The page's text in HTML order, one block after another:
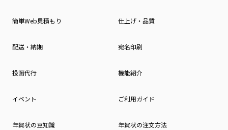
簡単Web見積もり 仕上げ・品質
配送・納期 宛名印刷
投函代行 機能紹介
イベント ご利用ガイド
年賀状の豆知識 年賀状の注文方法